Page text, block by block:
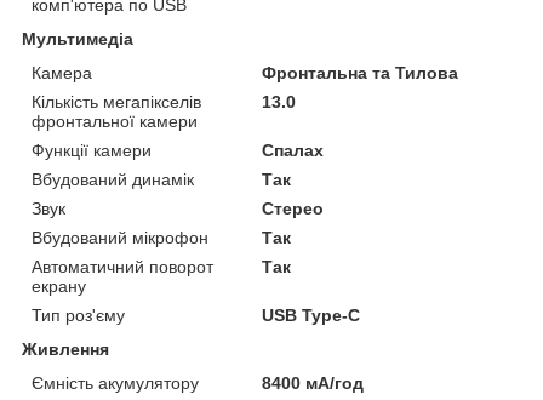
комп'ютера по USB
Мультимедіа
Камера
Фронтальна та Тилова
Кількість мегапікселів
фронтальної камери
13.0
Функції камери
Спалах
Вбудований динамік
Так
Звук
Стерео
Вбудований мікрофон
Так
Автоматичний поворот
екрану
Так
Тип роз'єму
USB Type-C
Живлення
Ємність акумулятору
8400 мА/год